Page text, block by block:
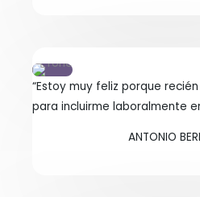
“Estoy muy feliz porque
para incluirme laboralmente
ANTONIO